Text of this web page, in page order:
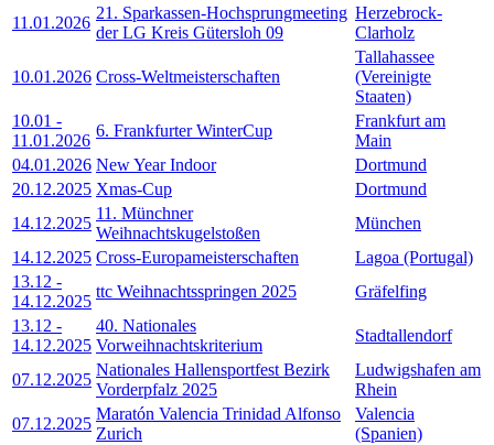
11.01.2026
21. Sparkassen-Hochsprungmeeting
der LG Kreis Gütersloh 09
Herzebrock-
Clarholz
10.01.2026 Cross-Weltmeisterschaften
Tallahassee
(Vereinigte
Staaten)
10.01 -
11.01.2026
6. Frankfurter WinterCup
Frankfurt am
Main
04.01.2026 New Year Indoor
Dortmund
20.12.2025 Xmas-Cup
Dortmund
14.12.2025
11. Münchner
Weihnachtskugelstoßen
München
14.12.2025 Cross-Europameisterschaften
Lagoa (Portugal)
13.12 -
14.12.2025
ttc Weihnachtsspringen 2025
Gräfelfing
13.12 -
14.12.2025
40. Nationales
Vorweihnachtskriterium
Stadtallendorf
07.12.2025
Nationales Hallensportfest Bezirk
Vorderpfalz 2025
Ludwigshafen am
Rhein
07.12.2025
Maratón Valencia Trinidad Alfonso
Zurich
Valencia
(Spanien)